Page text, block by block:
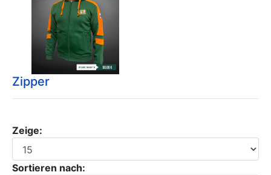
Zipper
Zeige:
Sortieren nach: